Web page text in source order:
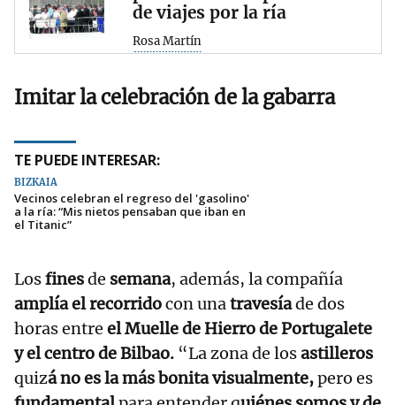
de viajes por la ría
Rosa Martín
Imitar la celebración de la gabarra
TE PUEDE INTERESAR:
BIZKAIA
Vecinos celebran el regreso del 'gasolino'
a la ría: “Mis nietos pensaban que iban en
el Titanic”
Losfinesde semana, además, la compañía
amplía el recorridocon unatravesíade dos
horas entre el Muelle de Hierro de Portugalete
y el centro de Bilbao. “La zona de losastilleros
quizá no es la más bonita visualmente,pero es